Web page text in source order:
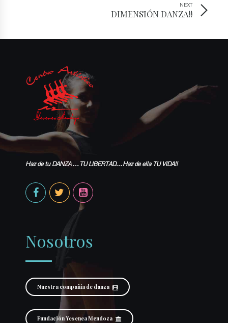
NEXT
DIMENSIÓN DANZA!!
Haz de tu DANZA …TU LIBERTAD…Haz de ella TU VIDA!!
Nosotros
Nuestra compañía de danza
Fundación Yesenea Mendoza